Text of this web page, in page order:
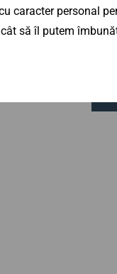
12,3 mm
caracter personal
să îl putem